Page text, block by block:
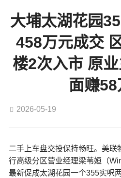
大埔太湖花园
458万元成交
楼2次入市 原
面赚
2026-05-19
二手上车盘交投保持畅旺。美联
行高级分区营业经理梁苇姮（
最新促成太湖花园一个355实呎